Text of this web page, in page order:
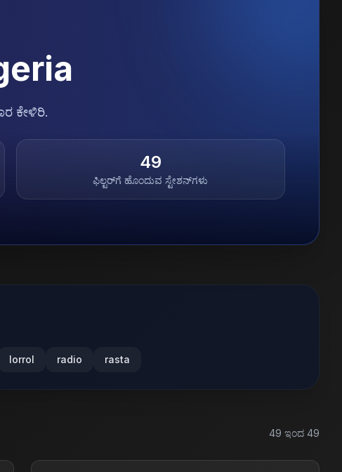
ಕೇಳಿರಿ.
49
ಫಿಲ್ಟರ್‌ಗೆ ಹೊಂದುವ ಸ್ಟೇಶನ್‌ಗಳು
lorrol radio rasta
49 ಇಂದ 49